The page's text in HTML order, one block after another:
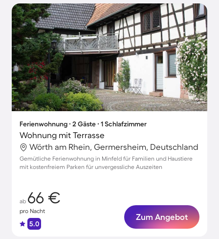
Ferienwohnung ∙ 2 Gäste ∙ 1 Schlafzimmer
Wohnung mit Terrasse
Wörth am Rhein, Germersheim, Deutschland
Gemütliche Ferienwohnung in Minfeld für Familien und Haustiere
mit kostenfreiem Parken für unvergessliche Auszeiten
ab 66 €
pro Nacht
5.0
Zum Angebot